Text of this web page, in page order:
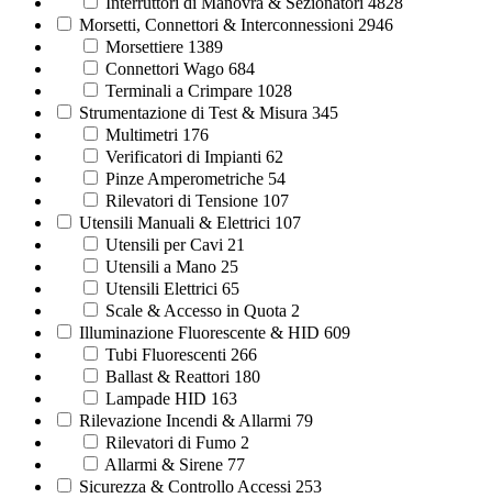
Morsetti, Connettori & Interconnessioni 2946
Morsettiere 1389
Connettori Wago 684
Terminali a Crimpare 1028
Strumentazione di Test & Misura 345
Multimetri 176
Verificatori di Impianti 62
Pinze Amperometriche 54
Rilevatori di Tensione 107
Utensili Manuali & Elettrici 107
Utensili per Cavi 21
Utensili a Mano 25
Utensili Elettrici 65
Scale & Accesso in Quota 2
Illuminazione Fluorescente & HID 609
Tubi Fluorescenti 266
Ballast & Reattori 180
Lampade HID 163
Rilevazione Incendi & Allarmi 79
Rilevatori di Fumo 2
Allarmi & Sirene 77
Sicurezza & Controllo Accessi 253